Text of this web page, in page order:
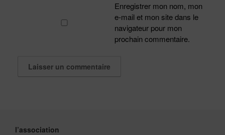
Enregistrer mon nom, mon
e-mail et mon site dans le
navigateur pour mon
prochain commentaire.
l’association